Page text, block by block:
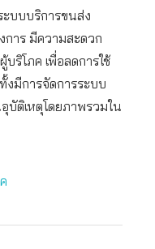
บบบริการขนส่ง
าร มีความสะดวก
ริโภค เพื่อลดการใช้
งมีการจัดการระบบ
ติเหตุโดยภาพรวมใน